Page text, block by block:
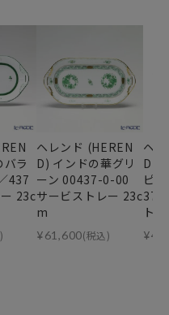
ラ
437
23c
ヘレンド (HEREN
D) インドの華グリ
ーン 00437-0-00
サービストレー 23c
m
¥61,600(税込)
ヘ
D)
ピ
37-
ト
¥